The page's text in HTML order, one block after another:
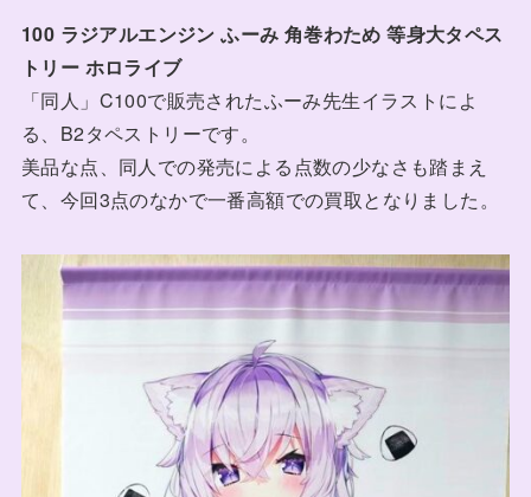
100 ラジアルエンジン ふーみ 角巻わため 等身大タペス
トリー ホロライブ
「同人」C100で販売されたふーみ先生イラストによ
る、B2タペストリーです。
美品な点、同人での発売による点数の少なさも踏まえ
て、今回3点のなかで一番高額での買取となりました。